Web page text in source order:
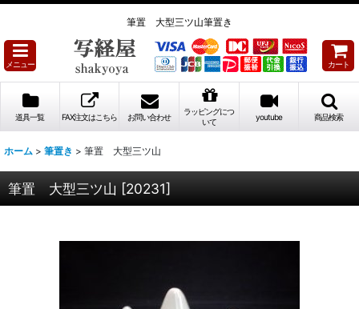
筆置 大型三ツ山筆置き
メニュー カート
道具一覧 FAX注文はこちら お問い合わせ
ラッピングにつ
いて
youtube 商品検索
ホーム > 筆置き > 筆置 大型三ツ山
筆置 大型三ツ山 [20231]